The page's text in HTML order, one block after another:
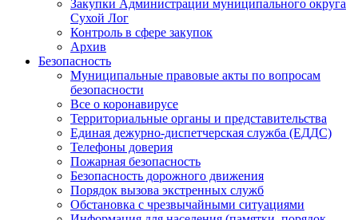
Закупки Администрации муниципального округа
Сухой Лог
Контроль в сфере закупок
Архив
Безопасность
Муниципальные правовые акты по вопросам
безопасности
Все о коронавирусе
Территориальные органы и представительства
Единая дежурно-диспетчерская служба (ЕДДС)
Телефоны доверия
Пожарная безопасность
Безопасность дорожного движения
Порядок вызова экстренных служб
Обстановка с чрезвычайными ситуациями